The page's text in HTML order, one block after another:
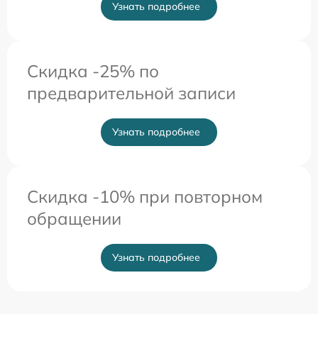
Узнать подробнее
Скидка -25% по
предварительной записи
Узнать подробнее
Скидка -10% при повторном
обращении
Узнать подробнее